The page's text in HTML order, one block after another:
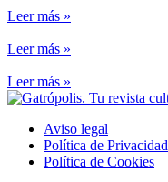
Leer más »
Leer más »
Leer más »
Aviso legal
Política de Privacidad
Política de Cookies